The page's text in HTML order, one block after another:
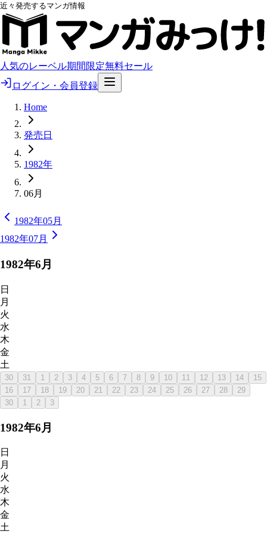
近々発売するマンガ情報
人気のレーベル期間限定無料セール
ログイン・会員登録
Home
発売日
1982年
06月
1982年05月
1982年07月
1982年6月
日
月
火
水
木
金
土
30 31 1 2 3 4 5 6 7 8 9 10 11 12 13 14
15
16
17 18 19 20 21 22 23 24 25 26 27 28
29
30
1 2 3
1982年6月
日
月
火
水
木
金
土